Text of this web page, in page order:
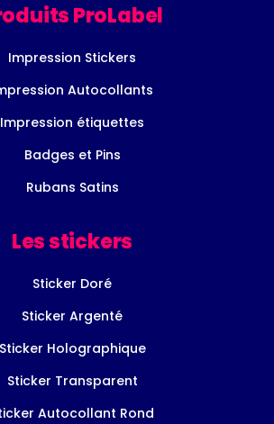
ProLabel
Impression Stickers
Autocollants
Impression étiquettes
Badges et Pins
Rubans Satins
Les stickers
Sticker Doré
Sticker Argenté
Sticker Holographique
Sticker Transparent
Autocollant Rond